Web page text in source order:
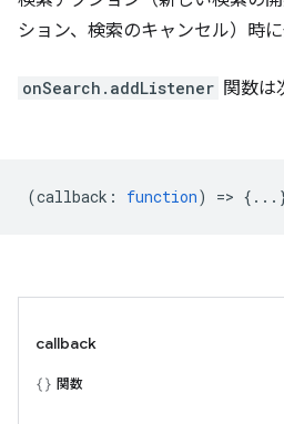
ション、検索のキャンセル）時に
onSearch.addListener 関数は
(callback : function) =>
callback
関数